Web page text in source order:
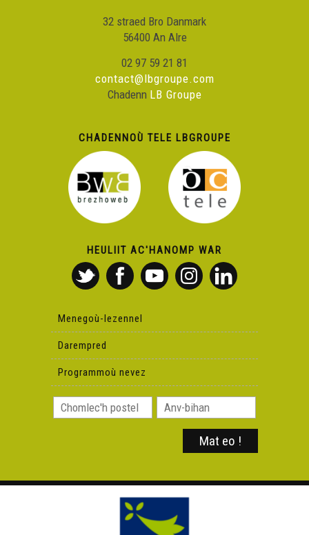
32 straed Bro Danmark
56400 An Alre
02 97 59 21 81
contact@lbgroupe.com
Chadenn LB Groupe
CHADENNOÙ TELE LBGROUPE
HEULIIT AC'HANOMP WAR
Menegoù-lezennel
Darempred
Programmoù nevez